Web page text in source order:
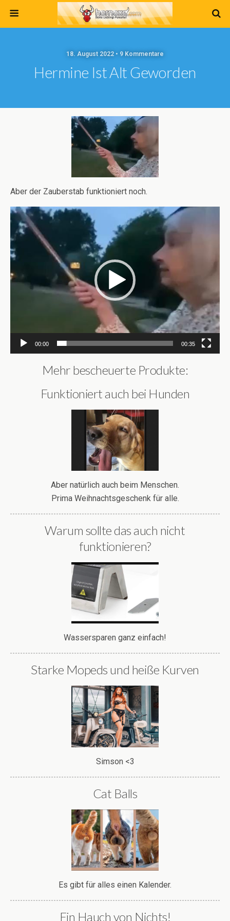
18. August 2022 • 9 Kommentare
Hermine Ist Alt Geworden
Aber der Zauberstab funktioniert noch.
Video-
Player
00:00 00:35
Mehr bescheuerte Produkte:
Funktioniert auch bei Hunden
Aber natürlich auch beim Menschen.
Prima Weihnachtsgeschenk für alle.
Warum sollte das auch nicht
funktionieren?
Wassersparen ganz einfach!
Starke Mopeds und heiße Kurven
Simson <3
Cat Balls
Es gibt für alles einen Kalender.
Ein Hauch von Nichts!